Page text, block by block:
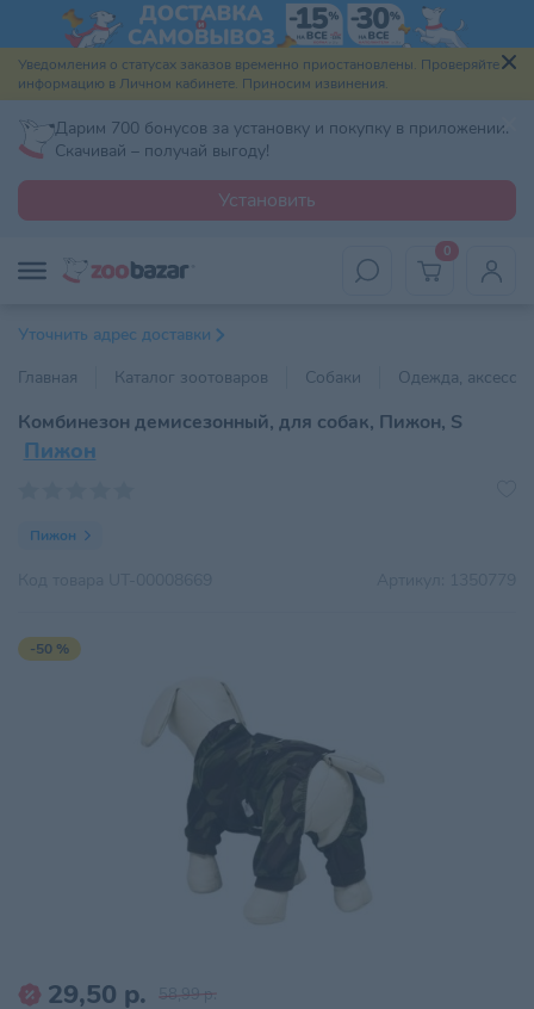
Уведомления о статусах заказов временно приостановлены. Проверяйте
информацию в Личном кабинете. Приносим извинения.
Дарим 700 бонусов за установку и покупку в приложении.
Скачивай – получай выгоду!
Установить
0
Уточнить адрес доставки
Главная
Каталог зоотоваров Собаки Одежда,
Комбинезон демисезонный, для собак, Пижон, S
Пижон
Пижон
-50 %
29,50 р. 58,99 р.